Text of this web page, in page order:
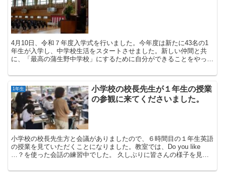
4月10日、令和７年度入学式を行いました。今年度は新たに43名の1
年生が入学し、中学校生活をスタートさせました。新しい仲間と共
に、「最高の蒲生野中学校」にするために自分ができることをやって
1年生
小学校の校長先生が１年生の授業
の参観に来てくださいました。
小学校の校長先生方と会議がありましたので、６時間目の１年生英語
の授業を見ていただくことになりました。教室では、Do you like
…？を使った会話の練習中でした。 久しぶりに皆さんの様子を見た